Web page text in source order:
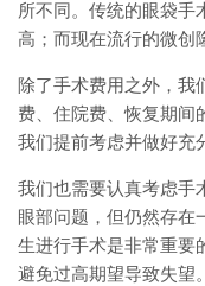
所不同。传统的眼袋手
高；而现在流行的微创
除了手术费用之外，我
费、住院费、恢复期间
我们提前考虑并做好充
我们也需要认真考虑手
眼部问题，但仍然存在
生进行手术是非常重要
避免过高期望导致失望。